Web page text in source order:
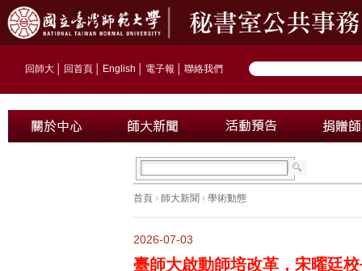
回師大 回首頁 English 電子報 聯絡我們
首頁 › 師大新聞 › 學術動態
2026-07-03
臺師大啟動師培改革，宋曜廷